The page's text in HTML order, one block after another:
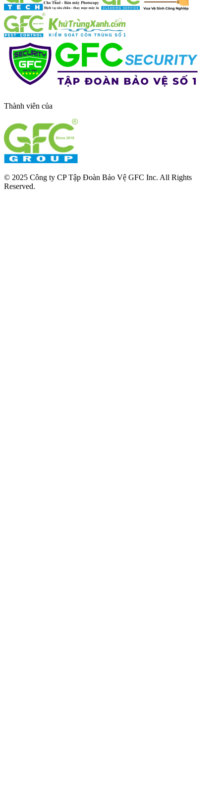
Thành viên của
© 2025 Công ty CP Tập Đoàn Bảo Vệ GFC Inc. All Rights
Reserved.